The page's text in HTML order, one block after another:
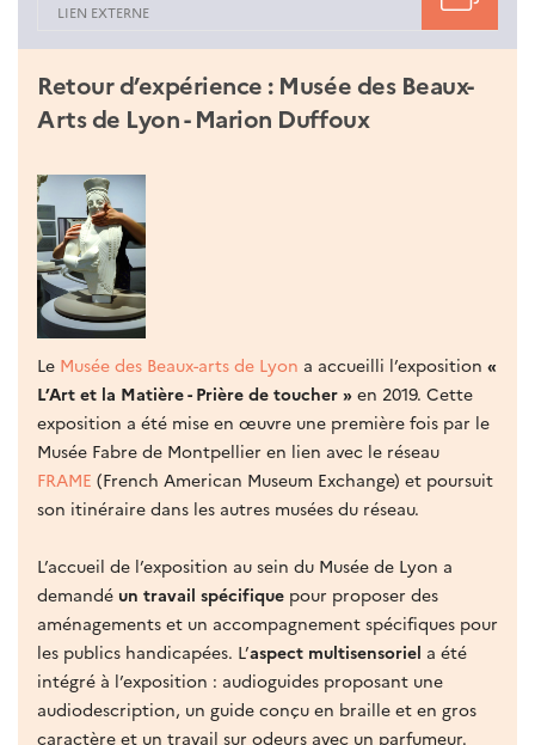
LIEN EXTERNE
Retour d’expérience : Musée des Beaux-
Arts de Lyon - Marion Duffoux
Le Musée des Beaux-arts de Lyon a accueilli l’exposition «
L’Art et la Matière - Prière de toucher » en 2019. Cette
exposition a été mise en œuvre une première fois par le
Musée Fabre de Montpellier en lien avec le réseau
FRAME (French American Museum Exchange) et poursuit
son itinéraire dans les autres musées du réseau.
L’accueil de l’exposition au sein du Musée de Lyon a
demandé un travail spécifique pour proposer des
aménagements et un accompagnement spécifiques pour
les publics handicapées. L’aspect multisensoriel a été
intégré à l’exposition : audioguides proposant une
audiodescription, un guide conçu en braille et en gros
caractère et un travail sur odeurs avec un parfumeur.